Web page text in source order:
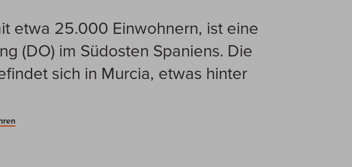
etwa 25.000 Einwohnern, ist eine
(DO) im Südosten Spaniens. Die
sich in Murcia, etwas hinter